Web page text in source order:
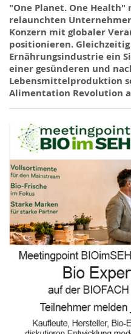
"One Planet. One
relaunchten
Konzern mit globaler
positionieren.
Ernährungsindustrie ein
einer gesünderen und
Lebensmittelproduktion
Alimentation Revolution